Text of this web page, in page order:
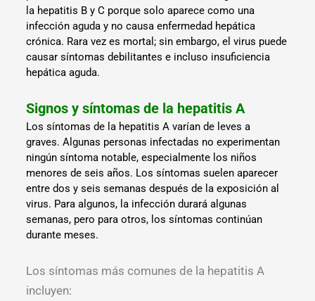
la hepatitis B y C porque solo aparece como una
infección aguda y no causa enfermedad hepática
crónica. Rara vez es mortal; sin embargo, el virus puede
causar síntomas debilitantes e incluso insuficiencia
hepática aguda.
Signos y síntomas de la hepatitis A
Los síntomas de la hepatitis A varían de leves a
graves. Algunas personas infectadas no experimentan
ningún síntoma notable, especialmente los niños
menores de seis años. Los síntomas suelen aparecer
entre dos y seis semanas después de la exposición al
virus. Para algunos, la infección durará algunas
semanas, pero para otros, los síntomas continúan
durante meses.
Los síntomas más comunes de la hepatitis A
incluyen: